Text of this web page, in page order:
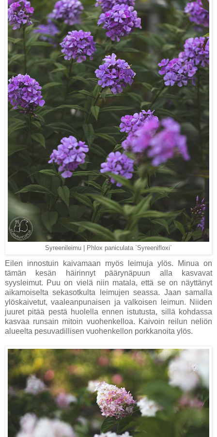
Syreenileimu | Phlox paniculata `Syreenifloxi`
Eilen innostuin kaivamaan myös leimuja ylös. Minua on
tämän kesän häirinnyt päärynäpuun alla kasvavat
syysleimut. Puu on vielä niin matala, että se on näyttänyt
aikamoiselta sekasotkulta leimujen seassa. Jaan samalla
ylöskaivetut, vaaleanpunaisen ja valkoisen leimun. Niiden
juuret pitää pestä huolella ennen istutusta, sillä kohdassa
kasvaa runsain mitoin vuohenkelloa. Kaivoin reilun neliön
alueelta pesuvadillisen vuohenkellon porkkanoita ylös.